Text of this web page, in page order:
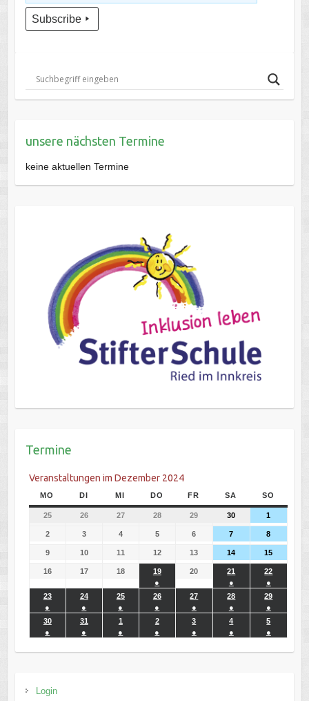
Subscribe
unsere nächsten Termine
keine aktuellen Termine
Termine
Veranstaltungen im Dezember 2024
MO DI MI DO FR SA SO
25 26 27 28 29 30 1
2 3 4 5 6 7 8
9 10 11 12 13 14 15
16 17 18
19
●
20
21
●
22
●
23
●
24
●
25
●
26
●
27
●
28
●
29
●
30
●
31
●
1
●
2
●
3
●
4
●
5
●
Login